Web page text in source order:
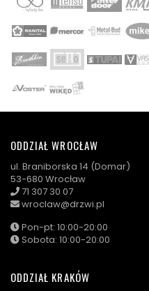
ODDZIAŁ WROCŁAW
ul. Braniborska 14 (Domar)
53-680 Wrocław
71 307 30 07
wroclaw@drzwi.pl
Pon-pt: 10:00-20:00
Sobota: 10:00-20:00
ODDZIAŁ KRAKÓW